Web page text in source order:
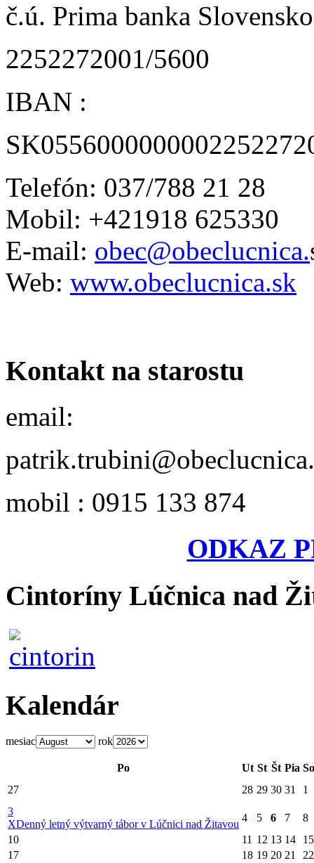
č.ú. Prima banka
2252272001/5600
IBAN :
Telefón: 037/788 21 28
Mobil: +421918 625330
E-mail: obec@obeclucnica.
Web: www.obeclucnica.sk
Kontakt na starostu
email:
mobil : 0915 133 874
ODKAZ
Cintoríny Lúčnica nad
Kalendár
mesiac rok
Po Ut St Št Pia So
27
28 29 30 31
1
3
XDenný letný výtvarný tábor v Lúčnici nad Žitavou
4 5 6 7
8
10
11 12 13 14
15
17
18 19 20 21
22